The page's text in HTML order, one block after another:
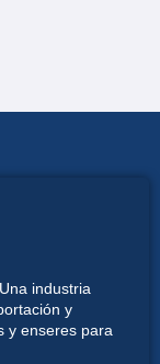
Una industria
y
y enseres para